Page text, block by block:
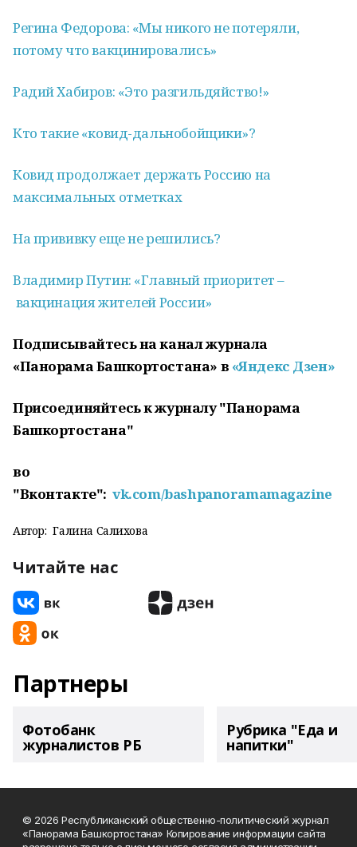
Регина Федорова: «Мы никого не потеряли,
потому что вакцинировались»
Радий Хабиров: «Это разгильдяйство!»
Кто такие «ковид-дальнобойщики»?
Ковид продолжает держать Россию на
максимальных отметках
На прививку еще не решились?
Владимир Путин: «Главный приоритет –
вакцинацияжителей России»
Подписывайтесь на канал журнала
«Панорама Башкортостана» в «Яндекс Дзен»
Присоединяйтесь к журналу "Панорама
Башкортостана"
во
"Вконтакте":vk.com/bashpanoramamagazine
Автор: Галина Салихова
Читайте нас
Партнеры
Фотобанк
журналистов РБ
Рубрика "Еда и
напитки"
© 2026 Республиканский общественно-политический журнал
«Панорама Башкортостана» Копирование информации сайта